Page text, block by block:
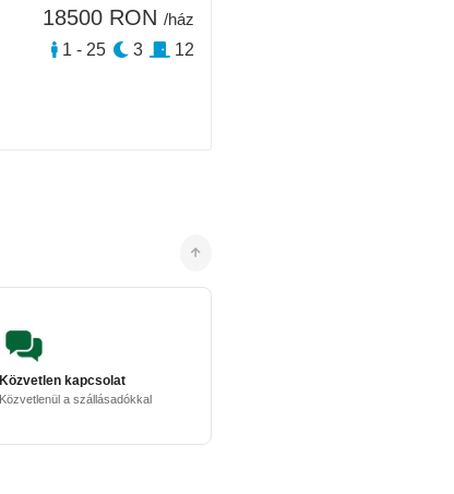
18500 RON /ház
1 - 25
3 12
Közvetlen kapcsolat
Közvetlenül a szállásadókkal